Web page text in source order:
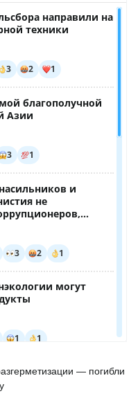
— погибли